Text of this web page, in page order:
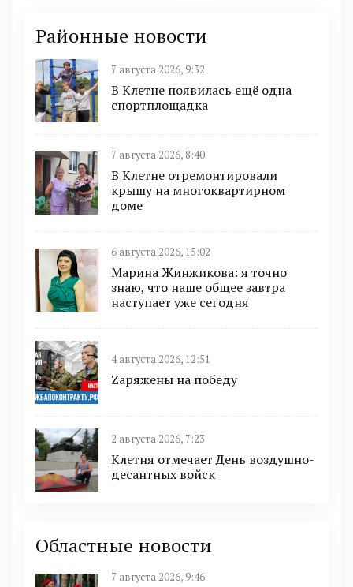
Районные новости
7 августа 2026, 9:32
В Клетне появилась ещё одна
спортплощадка
7 августа 2026, 8:40
В Клетне отремонтировали
крышу на многоквартирном
доме
6 августа 2026, 15:02
Марина Жинжикова: я точно
знаю, что наше общее завтра
наступает уже сегодня
4 августа 2026, 12:51
Zаряжены на победу
2 августа 2026, 7:23
Клетня отмечает День воздушно-
десантных войск
Областные новости
7 августа 2026, 9:46